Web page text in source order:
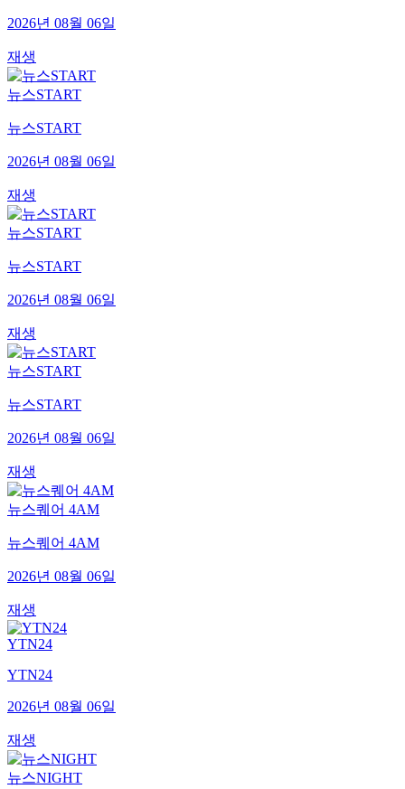
2026년 08월 06일
재생
뉴스START
뉴스START
2026년 08월 06일
재생
뉴스START
뉴스START
2026년 08월 06일
재생
뉴스START
뉴스START
2026년 08월 06일
재생
뉴스퀘어 4AM
뉴스퀘어 4AM
2026년 08월 06일
재생
YTN24
YTN24
2026년 08월 06일
재생
뉴스NIGHT